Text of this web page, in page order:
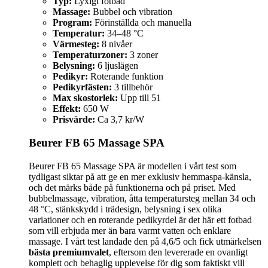
Massage: Bubbel och vibration
Program: Förinställda och manuella
Temperatur: 34–48 °C
Värmesteg: 8 nivåer
Temperaturzoner: 3 zoner
Belysning: 6 ljuslägen
Pedikyr: Roterande funktion
Pedikyrfästen: 3 tillbehör
Max skostorlek: Upp till 51
Effekt: 650 W
Prisvärde: Ca 3,7 kr/W
Beurer FB 65 Massage SPA
Beurer FB 65 Massage SPA är modellen i vårt test som
tydligast siktar på att ge en mer exklusiv hemmaspa-känsla,
och det märks både på funktionerna och på priset. Med
bubbelmassage, vibration, åtta temperatursteg mellan 34 och
48 °C, stänkskydd i trädesign, belysning i sex olika
variationer och en roterande pedikyrdel är det här ett fotbad
som vill erbjuda mer än bara varmt vatten och enklare
massage. I vårt test landade den på 4,6/5 och fick utmärkelsen
bästa premiumvalet, eftersom den levererade en ovanligt
komplett och behaglig upplevelse för dig som faktiskt vill